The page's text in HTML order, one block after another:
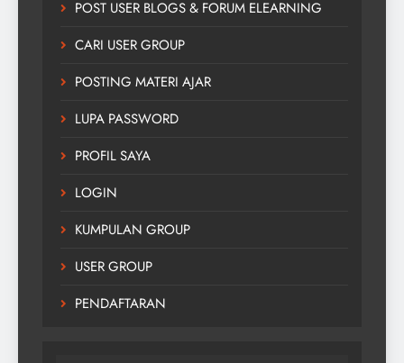
POST USER BLOGS & FORUM ELEARNING
CARI USER GROUP
POSTING MATERI AJAR
LUPA PASSWORD
PROFIL SAYA
LOGIN
KUMPULAN GROUP
USER GROUP
PENDAFTARAN